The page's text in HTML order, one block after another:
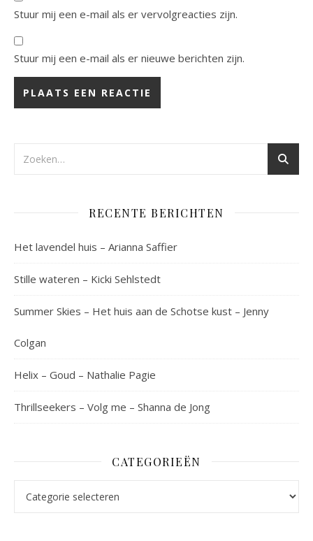
Stuur mij een e-mail als er vervolgreacties zijn.
Stuur mij een e-mail als er nieuwe berichten zijn.
RECENTE BERICHTEN
Het lavendel huis – Arianna Saffier
Stille wateren – Kicki Sehlstedt
Summer Skies – Het huis aan de Schotse kust – Jenny
Colgan
Helix – Goud – Nathalie Pagie
Thrillseekers – Volg me – Shanna de Jong
CATEGORIEËN